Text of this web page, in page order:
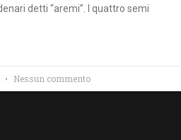
detti “aremi”. I quattro semi
Nessun commento